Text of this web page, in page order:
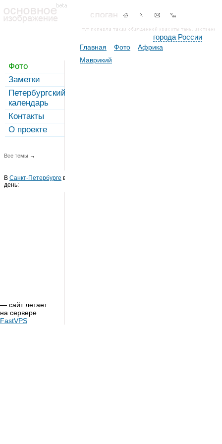
города России
Фото
Заметки
Петербургский
календарь
Контакты
О проекте
Все темы →
В Санкт-Петербурге в этот
день:
— сайт летает
на сервере
FastVPS
Главная Фото
Африка
Маврикий